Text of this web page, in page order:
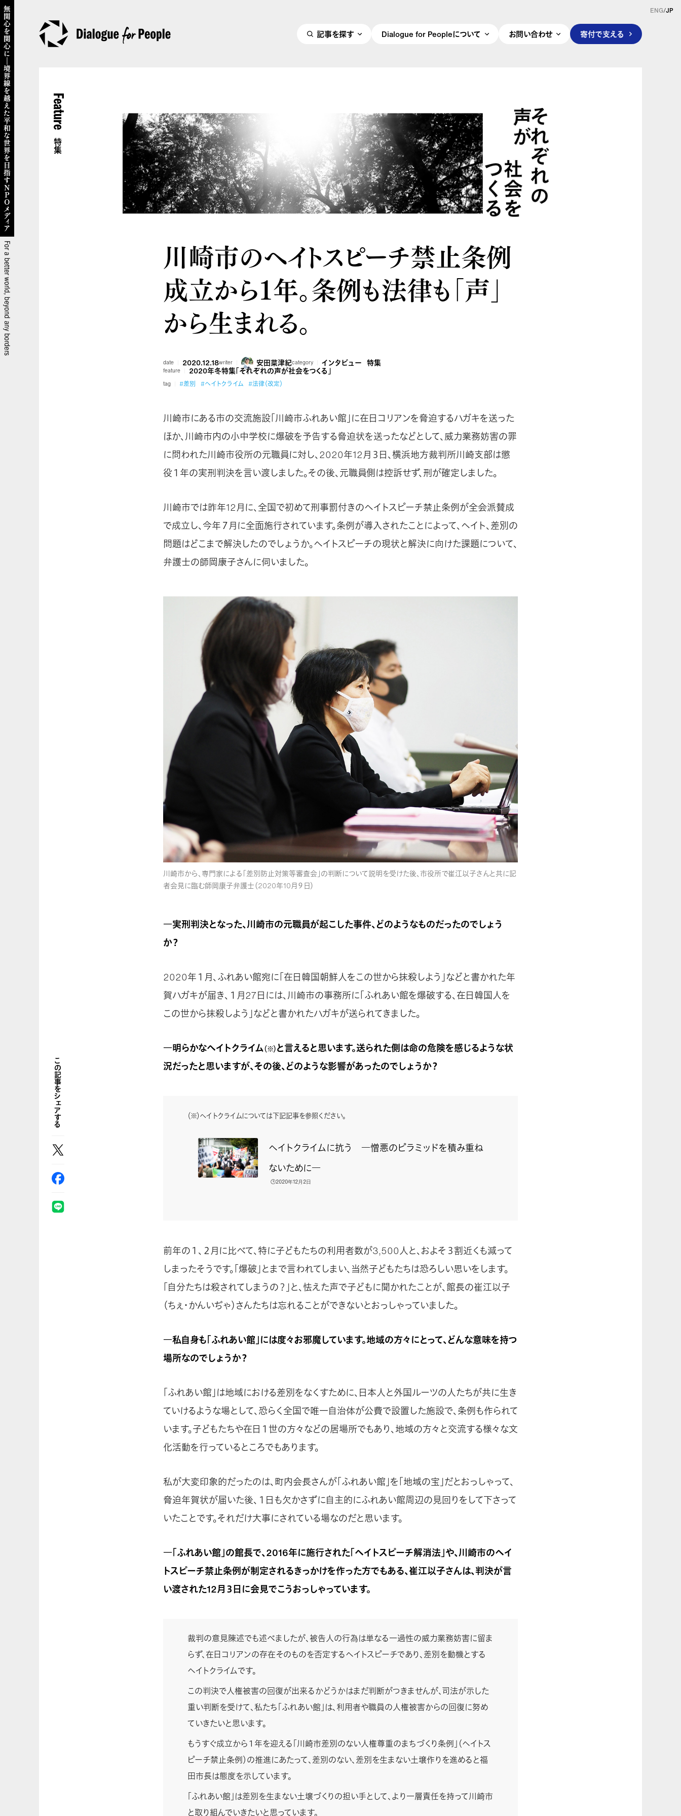
記事を探す Dialogue for Peopleについて お問い合わせ 寄付で支える
ENG/JP
Feature
特集
川崎市のヘイトスピーチ禁止条例
成立から１年。条例も法律も「声」
から生まれる。
date 2020.12.18writer 安田菜津紀category インタビュー 特集
feature 2020年冬特集「それぞれの声が社会をつくる」
tag #差別 #ヘイトクライム #法律（改定）
川崎市にある市の交流施設「川崎市ふれあい館」に在日コリアンを脅迫するハガキを送った
ほか、川崎市内の小中学校に爆破を予告する脅迫状を送ったなどとして、威力業務妨害の罪
に問われた川崎市役所の元職員に対し、2020年12月３日、横浜地方裁判所川崎支部は懲
役１年の実刑判決を言い渡しました。その後、元職員側は控訴せず、刑が確定しました。
川崎市では昨年12月に、全国で初めて刑事罰付きのヘイトスピーチ禁止条例が全会派賛成
で成立し、今年７月に全面施行されています。条例が導入されたことによって、ヘイト、差別の
問題はどこまで解決したのでしょうか。ヘイトスピーチの現状と解決に向けた課題について、
弁護士の師岡康子さんに伺いました。
川崎市から、専門家による「差別防止対策等審査会」の判断について説明を受けた後、市役所で崔江以子さんと共に記
者会見に臨む師岡康子弁護士（2020年10月９日）
―実刑判決となった、川崎市の元職員が起こした事件、どのようなものだったのでしょう
か？
2020年１月、ふれあい館宛に「在日韓国朝鮮人をこの世から抹殺しよう」などと書かれた年
賀ハガキが届き、１月27日には、川崎市の事務所に「ふれあい館を爆破する、在日韓国人を
この世から抹殺しよう」などと書かれたハガキが送られてきました。
―明らかなヘイトクライム（※）と言えると思います。送られた側は命の危険を感じるような状
況だったと思いますが、その後、どのような影響があったのでしょうか？
（※）ヘイトクライムについては下記記事を参照ください。
ヘイトクライムに抗う ―憎悪のピラミッドを積み重ね
ないために―
🕒️2020年12月2日
前年の１、２月に比べて、特に子どもたちの利用者数が3,500人と、およそ３割近くも減って
しまったそうです。「爆破」とまで言われてしまい、当然子どもたちは恐ろしい思いをします。
「自分たちは殺されてしまうの？」と、怯えた声で子どもに聞かれたことが、館長の崔江以子
（ちぇ・かんいぢゃ）さんたちは忘れることができないとおっしゃっていました。
―私自身も「ふれあい館」には度々お邪魔しています。地域の方々にとって、どんな意味を持つ
場所なのでしょうか？
「ふれあい館」は地域における差別をなくすために、日本人と外国ルーツの人たちが共に生き
ていけるような場として、恐らく全国で唯一自治体が公費で設置した施設で、条例も作られて
います。子どもたちや在日１世の方々などの居場所でもあり、地域の方々と交流する様々な文
化活動を行っているところでもあります。
私が大変印象的だったのは、町内会長さんが「ふれあい館」を「地域の宝」だとおっしゃって、
脅迫年賀状が届いた後、１日も欠かさずに自主的にふれあい館周辺の見回りをして下さって
いたことです。それだけ大事にされている場なのだと思います。
―「ふれあい館」の館長で、2016年に施行された「ヘイトスピーチ解消法」や、川崎市のヘイ
トスピーチ禁止条例が制定されるきっかけを作った方でもある、崔江以子さんは、判決が言
い渡された12月３日に会見でこうおっしゃっています。
裁判の意見陳述でも述べましたが、被告人の行為は単なる一過性の威力業務妨害に留ま
らず、在日コリアンの存在そのものを否定するヘイトスピーチであり、差別を動機とする
ヘイトクライムです。
この判決で人権被害の回復が出来るかどうかはまだ判断がつきませんが、司法が示した
重い判断を受けて、私たち「ふれあい館」は、利用者や職員の人権被害からの回復に努め
ていきたいと思います。
もうすぐ成立から１年を迎える「川崎市差別のない人権尊重のまちづくり条例」（ヘイトス
ピーチ禁止条例）の推進にあたって、差別のない、差別を生まない土壌作りを進めると福
田市長は態度を示しています。
「ふれあい館」は差別を生まない土壌づくりの担い手として、より一層責任を持って川崎市
と取り組んでいきたいと思っています。
この記事をシェアする